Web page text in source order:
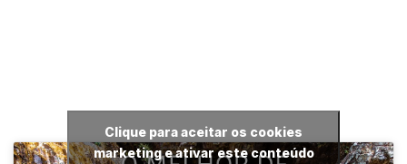
Clique para aceitar os cookies
marketing e ativar este conteúdo